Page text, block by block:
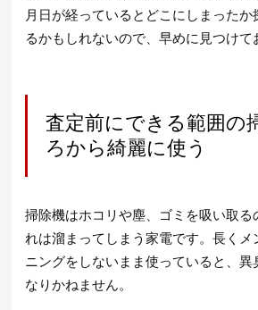
月日が経っているとどこにしまった
るかもしれないので、早めに見つけて
査定前にできる範囲の
ろから綺麗に使う
掃除機はホコリや塵、ゴミを吸い取る
れは溜まってしまう家電です。長くメ
ニングをしないまま使っていると、異
なりかねません。